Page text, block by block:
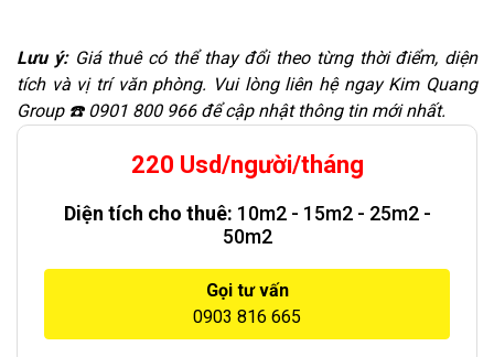
Lưu ý:Giá thuê có thể thay đổi theo từng thời điểm, diện
tích và vị trí văn phòng. Vui lòng liên hệ ngay Kim Quang
Group ☎️ 0901 800 966 để cập nhật thông tin mới nhất.
220 Usd/người/tháng
Diện tích cho thuê: 10m2 - 15m2 - 25m2 -
50m2
Gọi tư vấn
0903 816 665